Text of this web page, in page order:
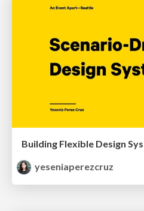
Building Flexible Design
yeseniaperezcruz